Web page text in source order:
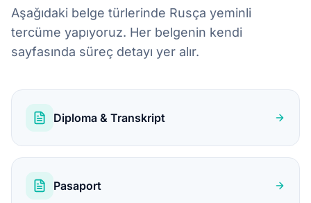
Aşağıdaki belge türlerinde Rusça yeminli
tercüme yapıyoruz. Her belgenin kendi
sayfasında süreç detayı yer alır.
Diploma & Transkript
Pasaport